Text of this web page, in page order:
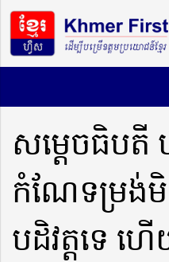
សម្តេចធិប
កំណែទម្រង់មិន
បដិវត្តទេ ហ